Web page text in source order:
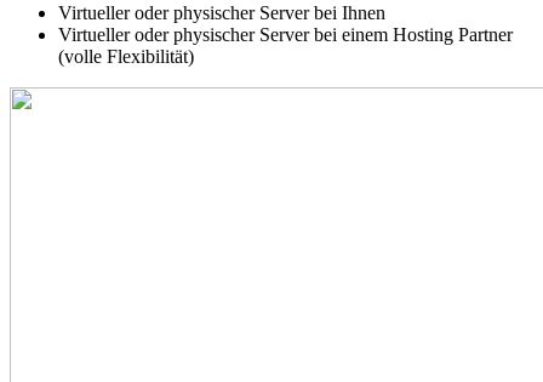
Virtueller oder physischer Server bei Ihnen
Virtueller oder physischer Server bei einem Hosting Partner
(volle Flexibilität)